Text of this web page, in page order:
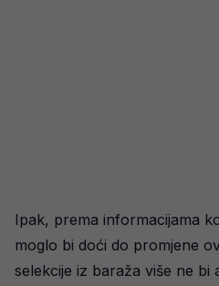
Ipak, prema informacijama
moglo bi doći do promjene
selekcije iz baraža više ne bi